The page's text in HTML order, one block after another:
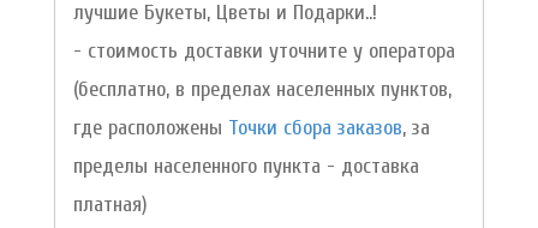
лучшие Букеты, Цветы и Подарки..!
- стоимость доставки уточните у оператора
(бесплатно, в пределах населенных пунктов,
где расположены Точки сбора заказов, за
пределы населенного пункта - доставка
платная)